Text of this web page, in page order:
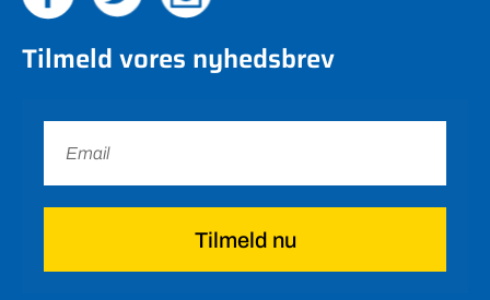
Tilmeld vores nyhedsbrev
Tilmeld nu